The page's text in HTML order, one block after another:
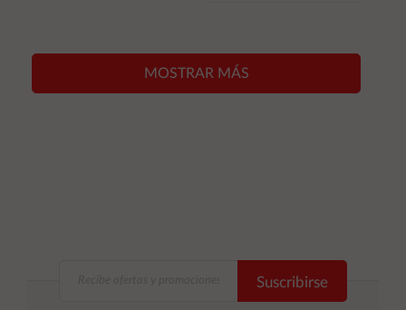
MOSTRAR MÁS
Suscribirse